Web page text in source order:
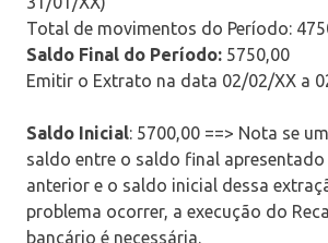
Total de movimentos do Período:
Saldo Final do Período: 5750,00
Emitir o Extrato na data 02/02/XX a
Saldo Inicial: 5700,00 ==> Nota se
saldo entre o saldo final
anterior e o saldo inicial dessa
problema ocorrer, a execução do
bancário é necessária.